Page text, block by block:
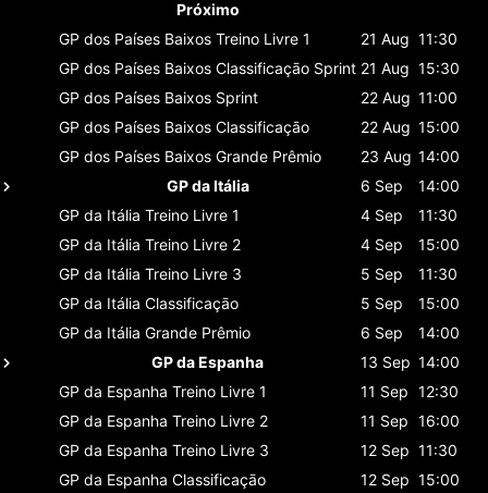
Próximo
GP dos Países Baixos Treino Livre 1 21 Aug 11:30
GP dos Países Baixos Classificaçāo Sprint 21 Aug 15:30
GP dos Países Baixos Sprint 22 Aug 11:00
GP dos Países Baixos Classificaçāo 22 Aug 15:00
GP dos Países Baixos Grande Prêmio 23 Aug 14:00
GP da Itália
6 Sep
14:00
GP da Itália Treino Livre 1 4 Sep
11:30
GP da Itália Treino Livre 2 4 Sep
15:00
GP da Itália Treino Livre 3 5 Sep
11:30
GP da Itália Classificaçāo 5 Sep
15:00
GP da Itália Grande Prêmio 6 Sep
14:00
GP da Espanha
13 Sep 14:00
GP da Espanha Treino Livre 1 11 Sep 12:30
GP da Espanha Treino Livre 2 11 Sep 16:00
GP da Espanha Treino Livre 3 12 Sep 11:30
GP da Espanha Classificaçāo 12 Sep 15:00